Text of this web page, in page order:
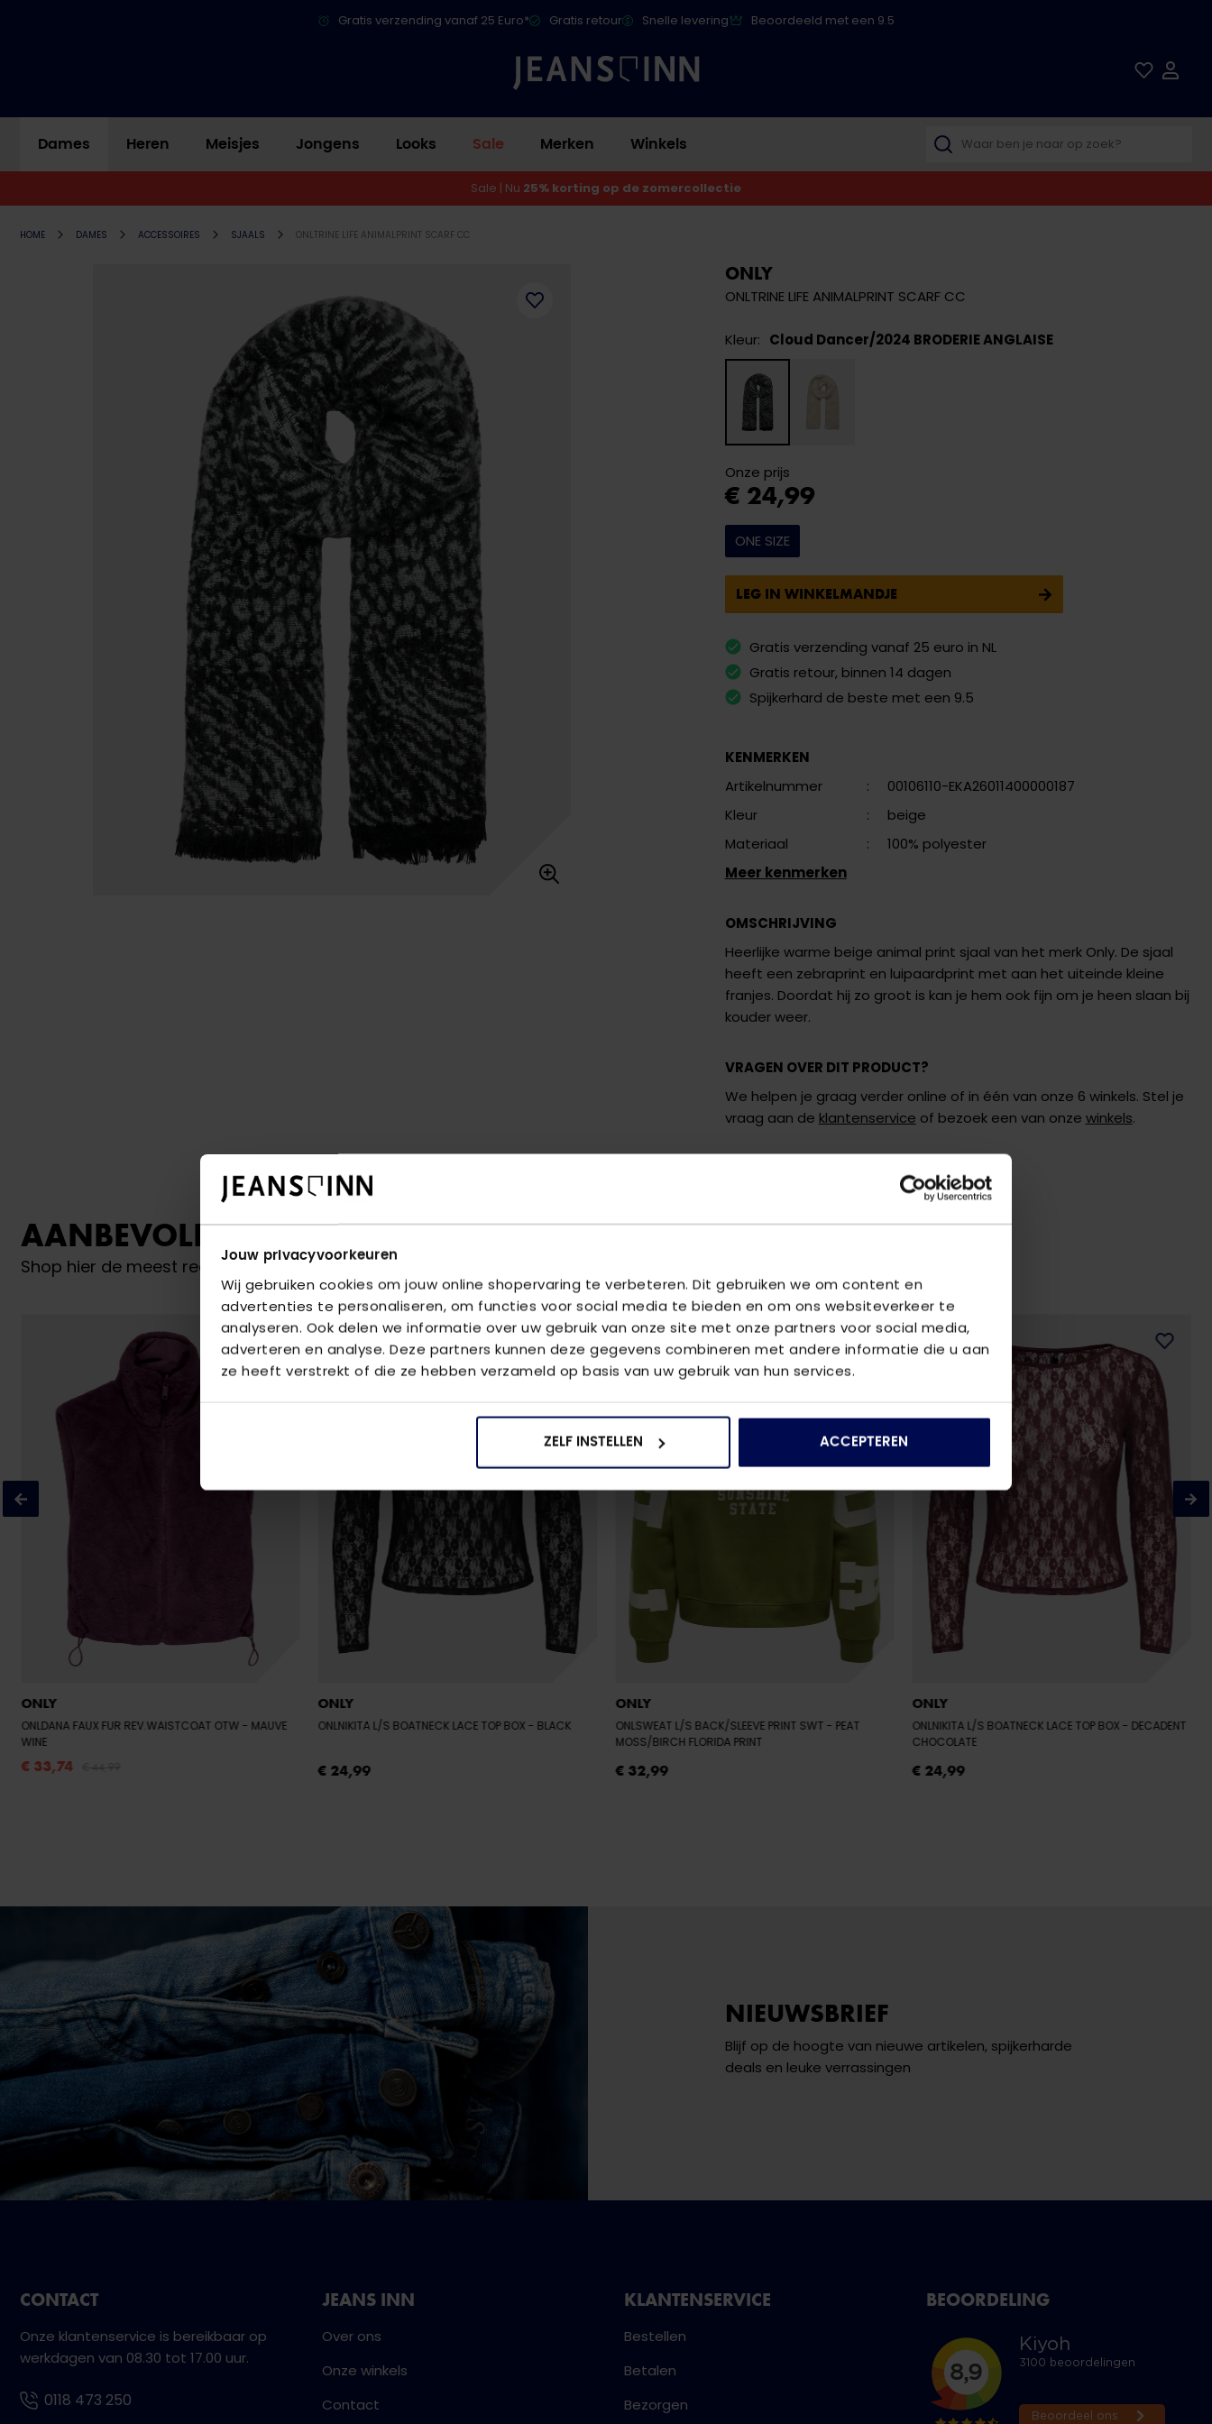
Jouw privacyvoorkeuren
Wij gebruiken cookies om jouw online shopervaring te verbeteren. Dit gebruiken we om content en
advertenties te personaliseren, om functies voor social media te bieden en om ons websiteverkeer te
analyseren. Ook delen we informatie over uw gebruik van onze site met onze partners voor social media,
adverteren en analyse. Deze partners kunnen deze gegevens combineren met andere informatie die u aan
ze heeft verstrekt of die ze hebben verzameld op basis van uw gebruik van hun services.
ZELF INSTELLEN ACCEPTEREN
Gratis verzending vanaf 25 Euro* Gratis retour Snelle levering Beoordeeld met een 9.5
Dames Heren Meisjes Jongens Looks Sale Merken Winkels
Sale | Nu 25% korting op de zomercollectie
HOME DAMES ACCESSOIRES SJAALS ONLTRINE LIFE ANIMALPRINT SCARF CC
ONLY
ONLTRINE LIFE ANIMALPRINT SCARF CC
Kleur: Cloud Dancer/2024 BRODERIE ANGLAISE
Onze prijs
€ 24,99
ONE SIZE
LEG IN WINKELMANDJE
Gratis verzending vanaf 25 euro in NL
Gratis retour, binnen 14 dagen
Spijkerhard de beste met een 9.5
KENMERKEN
Artikelnummer
:
00106110-EKA26011400000187
Kleur
:
beige
Materiaal
:
100% polyester
Meer kenmerken
OMSCHRIJVING
Heerlijke warme beige animal print sjaal van het merk Only. De sjaal
heeft een zebraprint en luipaardprint met aan het uiteinde kleine
franjes. Doordat hij zo groot is kan je hem ook fijn om je heen slaan bij
kouder weer.
VRAGEN OVER DIT PRODUCT?
We helpen je graag verder online of in één van onze 6 winkels. Stel je
vraag aan de klantenservice of bezoek een van onze winkels.
AANBEVOLEN VOOR JOU
Shop hier de meest recente items van Only
ONLY
ONLDANA FAUX FUR REV.WAISTCOAT OTW - MAUVE
WINE
€ 33,74
ONLY
ONLNIKITA L/S BOATNECK LACE TOP BOX - BLACK
€ 24,99
ONLY
ONLSWEAT L/S BACK/SLEEVE PRINT SWT - PEAT
MOSS/BIRCH FLORIDA PRINT
€ 32,99
ONLY
ONLNIKITA L/S BOATNECK LACE TOP BOX - DECADENT
CHOCOLATE
€ 24,99
NIEUWSBRIEF
Blijf op de hoogte van nieuwe artikelen, spijkerharde
deals en leuke verrassingen
CONTACT
Onze klantenservice is bereikbaar op
werkdagen van 08.30 tot 17.00 uur.
0118 473 250
JEANS INN
Over ons
Onze winkels
Contact
KLANTENSERVICE
Bestellen
Betalen
Bezorgen
BEOORDELING